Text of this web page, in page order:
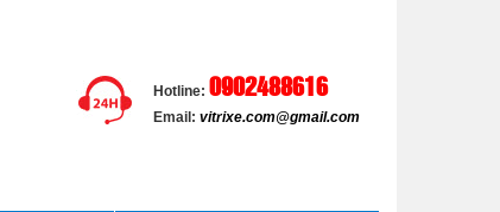
Hotline: 0902488616
Email: vitrixe.com@gmail.com